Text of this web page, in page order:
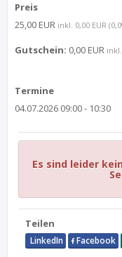
Preis
25,00 EUR inkl. 0,00 EUR
Gutschein: 0,00 EUR
Termine
04.07.2026 09:00 - 10:30
Es sind leider
Teilen
LinkedIn Facebook